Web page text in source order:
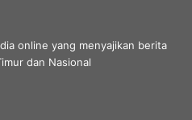
online yang menyajikan berita
dan Nasional